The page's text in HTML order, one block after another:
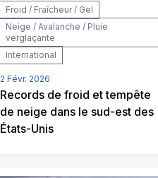
Froid / Fraîcheur / Gel
Neige / Avalanche / Pluie
verglaçante
International
2 Févr. 2026
Records de froid et tempête
de neige dans le sud-est des
États-Unis